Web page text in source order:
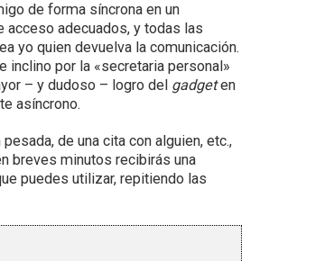
de forma síncrona en un
adecuados, y todas las
yo quien devuelva la comunicación.
inclino por la «secretaria personal»
– y dudoso – logro del gadgeten
asíncrono.
de una cita con alguien, etc.,
breves minutos recibirás una
puedes utilizar, repitiendo las